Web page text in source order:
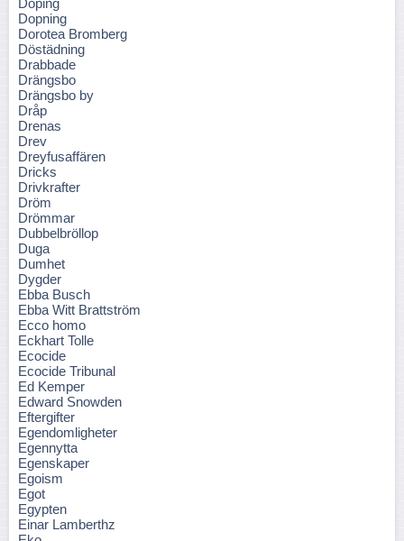
Doping
Dopning
Dorotea Bromberg
Döstädning
Drabbade
Drängsbo
Drängsbo by
Dråp
Drenas
Drev
Dreyfusaffären
Dricks
Drivkrafter
Dröm
Drömmar
Dubbelbröllop
Duga
Dumhet
Dygder
Ebba Busch
Ebba Witt Brattström
Ecco homo
Eckhart Tolle
Ecocide
Ecocide Tribunal
Ed Kemper
Edward Snowden
Eftergifter
Egendomligheter
Egennytta
Egenskaper
Egoism
Egot
Egypten
Einar Lamberthz